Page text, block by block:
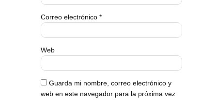
Correo electrónico *
Web
Guarda mi nombre, correo electrónico y
web en este navegador para la próxima vez